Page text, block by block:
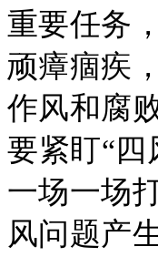
重要任务
顽瘴痼疾
作风和腐
要紧盯“
一场一场
风问题产